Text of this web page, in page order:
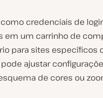
credenciais de
em um carrinho de
para sites específicos
ajustar
de cores ou